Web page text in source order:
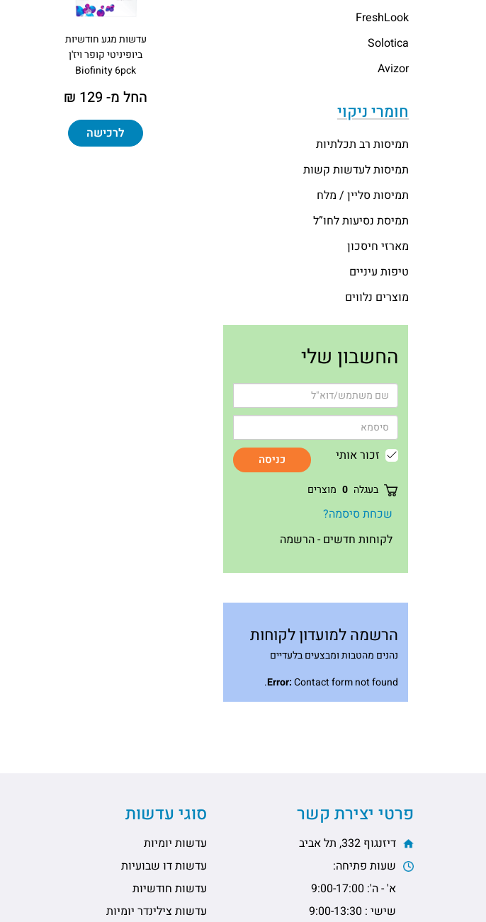
FreshLook
Solotica
Avizor
חומרי ניקוי
תמיסות רב תכלתיות
תמיסות לעדשות קשות
תמיסות סליין / מלח
תמיסת נסיעות לחו”ל
מארזי חיסכון
טיפות עיניים
מוצרים נלווים
החשבון שלי
זכור אותי כניסה
בעגלה 0 מוצרים
שכחת סיסמה?
לקוחות חדשים - הרשמה
הרשמה למועדון לקוחות
נהנים מהטבות ומבצעים בלעדיים
Error:Contact form not found.
עדשות מגע חודשיות
ביופיניטי קופר ויז'ן
Biofinity 6pck
החל מ- 129 ₪
לרכישה
פרטי יצירת קשר
דיזנגוף 332, תל אביב
שעות פתיחה:
א' - ה': 9:00-17:00
שישי : 9:00-13:30
סוגי עדשות
עדשות יומיות
עדשות דו שבועיות
עדשות חודשיות
עדשות צילינדר יומיות